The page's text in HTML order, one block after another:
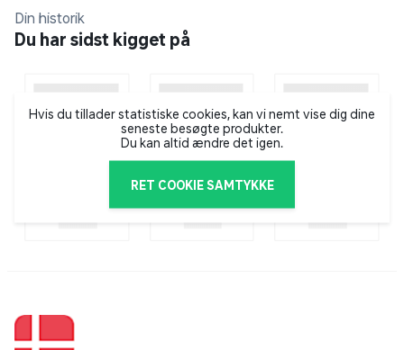
foretagende inden for udvikling og markedsføring af
produkter til læbepleje i USA. Familievirksomheden er
gør det i dag. Blistex er i dag kendt langt ud over
landets grænser og står selv for hele processen fra idé
til produktion og markedsføring af egne produkter.
Din historik
Du har sidst kigget på
Hvis du tillader statistiske cookies, kan vi nemt vise dig dine
seneste besøgte produkter.
Du kan altid ændre det igen.
RET COOKIE SAMTYKKE